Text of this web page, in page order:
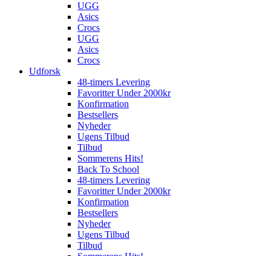
UGG
Asics
Crocs
UGG
Asics
Crocs
Udforsk
48-timers Levering
Favoritter Under 2000kr
Konfirmation
Bestsellers
Nyheder
Ugens Tilbud
Tilbud
Sommerens Hits!
Back To School
48-timers Levering
Favoritter Under 2000kr
Konfirmation
Bestsellers
Nyheder
Ugens Tilbud
Tilbud